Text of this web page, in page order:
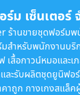
ม เซ็นเตอร์
ร้านขายชุดฟอร์มพ
สำหรับพนักงานบริ
เสื้อกาวน์หมอและ
ละรับผลิตชุดยูนิฟอ
คาถูก กางเกงสแล็